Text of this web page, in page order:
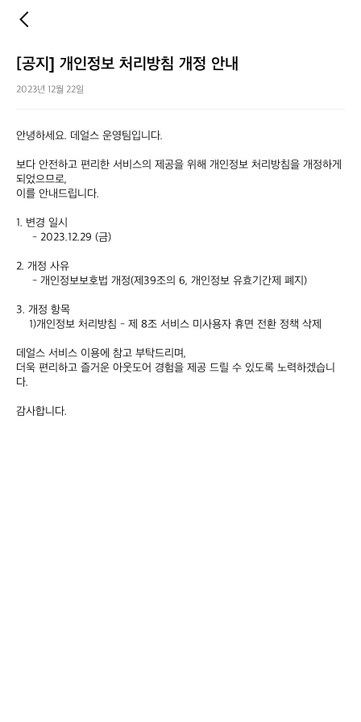
[공지] 개인정보 처리방침 개정 안내
2023년 12월 22일
안녕하세요. 데얼스 운영팀입니다.
보다 안전하고 편리한 서비스의 제공을 위해 개인정보 처리방침을 개정하게
되었으므로,
이를 안내드립니다.
1. 변경 일시
2. 개정 사유
3. 개정 항목
데얼스 서비스 이용에 참고 부탁드리며,
더욱 편리하고 즐거운 아웃도어 경험을 제공 드릴 수 있도록 노력하겠습니
다.
감사합니다.